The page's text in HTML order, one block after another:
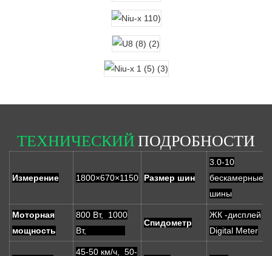
ТЕХНИЧЕСКИЙПОДРОБНОСТИ
Измерение 1800×670×1150 Размер шин
3.0-10
бескамерные
шины
Моторная
мощность
800 Вт, 1000
Вт,
Спидометр
ЖК -дисплей
Digital Meter
45-50 км/ч, 50-